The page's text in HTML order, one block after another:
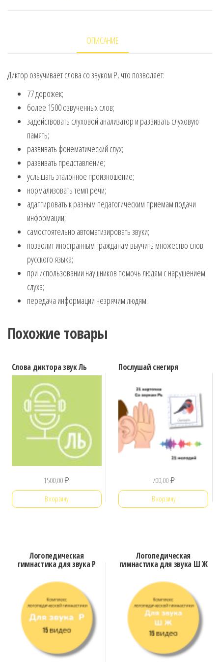
ОПИСАНИЕ
Диктор озвучивает слова со звуком Р, что позволяет:
77 дорожек;
более 1500 озвученных слов;
задействовать слуховой анализатор и развивать слуховую
память;
развивать фонематический слух;
развивать представление;
услышать эталонное произношение;
нормализовать темп речи;
адаптировать к разным педагогическим приемам подачи
информации;
самостоятельно автоматизировать звуки;
позволит иностранным гражданам выучить множество слов
русского языка;
при использовании наушников помочь людям с нарушением
слуха;
передача информации незрячим людям.
Похожие товары
Слова диктора звук Ль
1500,00₽
В корзину
Послушай снегиря
700,00₽
В корзину
Логопедическая
гимнастика для звука Р
Логопедическая
гимнастика для звука Ш Ж